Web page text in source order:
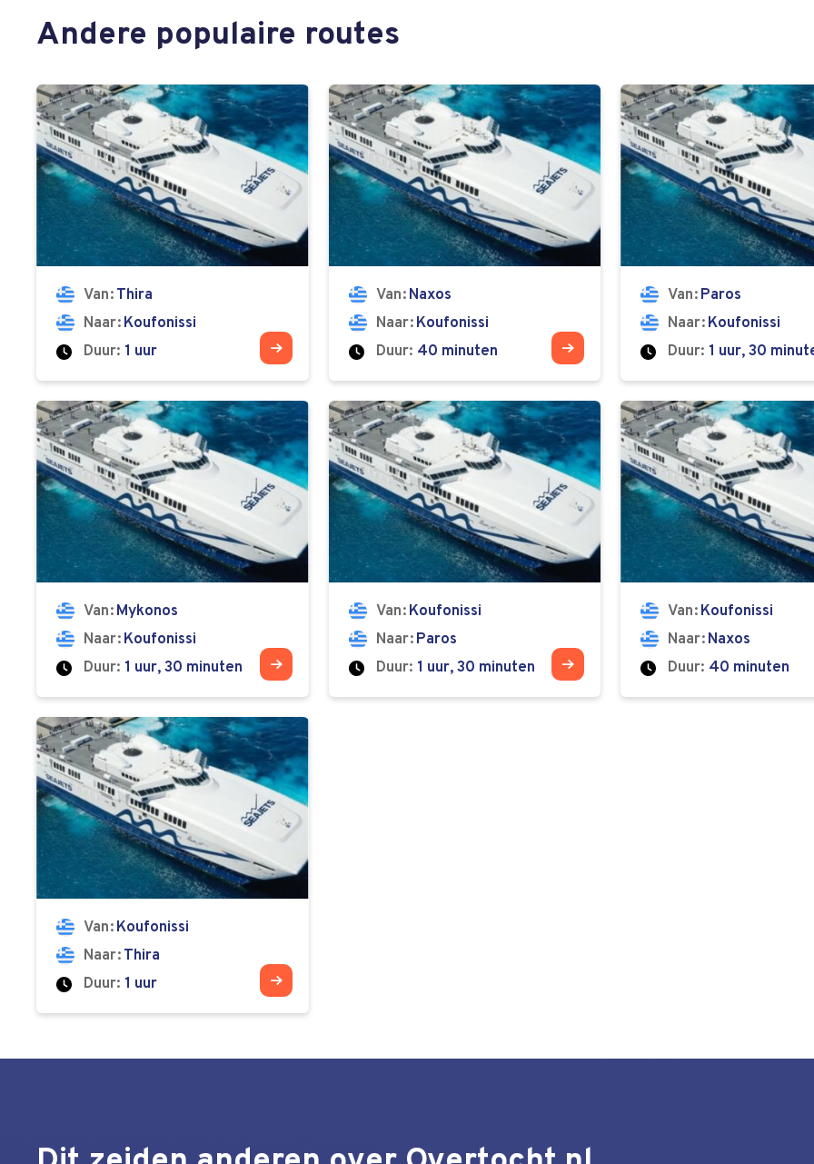
Andere populaire routes
Van Thira
Naar
Koufonissi
Duur: 1 uur
Van
Naxos
Naar
Koufonissi
Duur: 40 minuten
Van
Paros
Naar
Koufonissi
Duur: 1 uur, 30
Van
Mykonos
Naar
Koufonissi
Duur: 1 uur, 30 minuten
Van
Koufonissi
Naar
Paros
Duur: 1 uur, 30 minuten
Van
Koufonissi
Naar
Naxos
Duur: 40 minuten
Van
Koufonissi
Naar Thira
Duur: 1 uur